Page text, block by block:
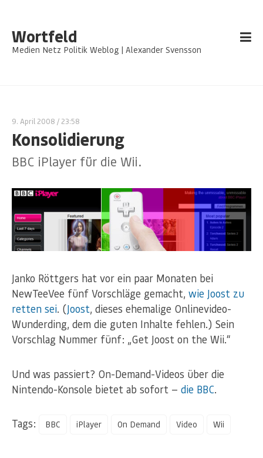
Wortfeld
Medien Netz Politik Weblog | Alexander Svensson
9. April 2008 / 23:58
Konsolidierung
BBC iPlayer für die Wii.
Janko Röttgers hat vor ein paar Monaten bei
NewTeeVee fünf Vorschläge gemacht, wie Joost zu
retten sei. (Joost, dieses ehemalige Onlinevideo-
Wunderding, dem die guten Inhalte fehlen.) Sein
Vorschlag Nummer fünf: „Get Joost on the Wii.“
Und was passiert? On-Demand-Videos über die
Nintendo-Konsole bietet ab sofort — die BBC.
Tags: BBC iPlayer On Demand Video Wii